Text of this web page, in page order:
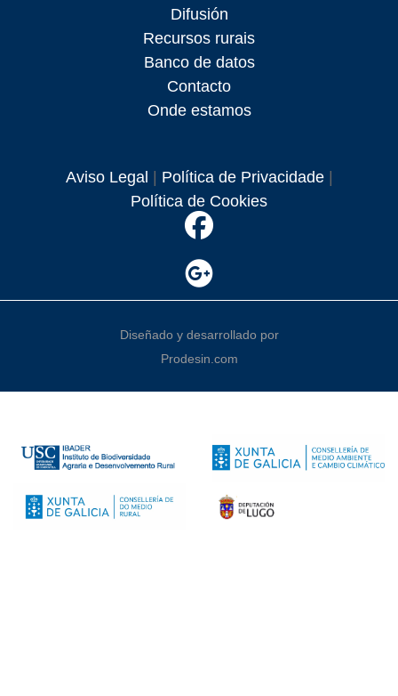
Difusión
Recursos rurais
Banco de datos
Contacto
Onde estamos
Aviso Legal | Política de Privacidade|
Política de Cookies
Diseñado y desarrollado por
Prodesin.com